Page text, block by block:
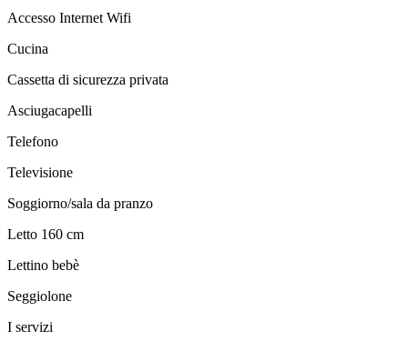
Accesso Internet Wifi
Cucina
Cassetta di sicurezza privata
Asciugacapelli
Telefono
Televisione
Soggiorno/sala da pranzo
Letto 160 cm
Lettino bebè
Seggiolone
I servizi